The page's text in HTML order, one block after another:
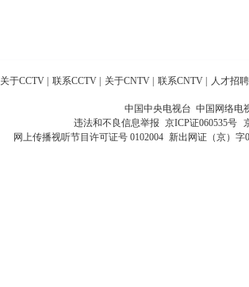
关于CCTV 联系CCTV 关于CNTV 联系CNTV 人才招聘
中国中央电视台 中国网络电
违法和不良信息举报 京ICP证060535号
网上传播视听节目许可证号 0102004 新出网证（京）